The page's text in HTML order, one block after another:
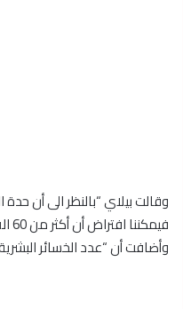
وقالت بيلاي “بالنظر الى أن حدة
وأضافت أن “عدد الخسائر